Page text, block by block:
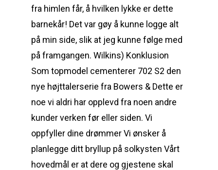
fra himlen får, å hvilken lykke er dette
barnekår! Det var gøy å kunne logge alt
på min side, slik at jeg kunne følge med
på framgangen. Wilkins) Konklusion
Som topmodel cementerer 702 S2 den
nye højttalerserie fra Bowers & Dette er
noe vi aldri har opplevd fra noen andre
kunder verken før eller siden. Vi
oppfyller dine drømmer Vi ønsker å
planlegge ditt bryllup på solkysten Vårt
hovedmål er at dere og gjestene skal